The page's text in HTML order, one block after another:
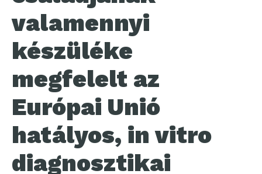
valamennyi
készüléke
megfelelt az
Európai Unió
hatályos, in vitro
diagnosztikai